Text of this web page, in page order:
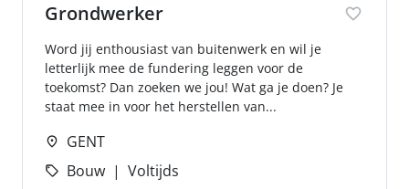
Grondwerker
Word jij enthousiast van buitenwerk en wil je
letterlijk mee de fundering leggen voor de
toekomst? Dan zoeken we jou! Wat ga je doen? Je
staat mee in voor het herstellen van...
GENT
Bouw
Voltijds